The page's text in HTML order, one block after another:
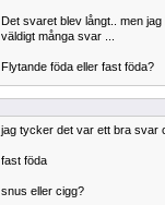
Det svaret blev långt.. men
väldigt många svar ...
Flytande föda eller fast föda?
jag tycker det var ett bra svar
fast föda
snus eller cigg?